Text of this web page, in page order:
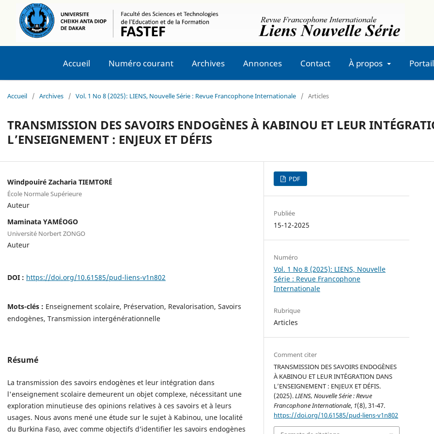
Accueil Numéro courant Archives Annonces Contact À propos
Accueil / Archives / Vol. 1 No 8 (2025): LIENS, Nouvelle Série : Revue Francophone Internationale / Articles
TRANSMISSION DES SAVOIRS ENDOGÈNES À KABINOU ET LEUR
L’ENSEIGNEMENT : ENJEUX ET DÉFIS
Windpouiré Zacharia TIEMTORÉ
École Normale Supérieure
Auteur
Maminata YAMÉOGO
Université Norbert ZONGO
Auteur
DOI : https://doi.org/10.61585/pud-liens-v1n802
Mots-clés : Enseignement scolaire, Préservation, Revalorisation, Savoirs
endogènes, Transmission intergénérationnelle
Résumé
La transmission des savoirs endogènes et leur intégration dans
l'enseignement scolaire demeurent un objet complexe, nécessitant une
exploration minutieuse des opinions relatives à ces savoirs et à leurs
usages. Nous avons mené une étude sur le sujet à Kabinou, une localité
du Burkina Faso, avec comme objectifs d’identifier les savoirs endogènes
PDF
Publiée
15-12-2025
Numéro
Vol. 1 No 8 (2025): LIENS, Nouvelle
Série : Revue Francophone
Internationale
Rubrique
Articles
Comment citer
TRANSMISSION DES SAVOIRS ENDOGÈNES
À KABINOU ET LEUR INTÉGRATION DANS
L’ENSEIGNEMENT : ENJEUX ET DÉFIS.
(2025).LIENS, Nouvelle Série : Revue
Francophone Internationale, 1(8), 31-47.
https://doi.org/10.61585/pud-liens-v1n802